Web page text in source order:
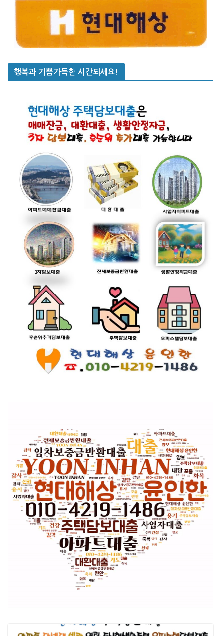
행복과 기쁨가득한 시간되세요!